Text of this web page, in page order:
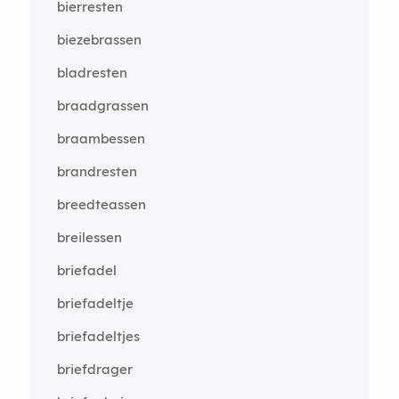
bierresten
biezebrassen
bladresten
braadgrassen
braambessen
brandresten
breedteassen
breilessen
briefadel
briefadeltje
briefadeltjes
briefdrager